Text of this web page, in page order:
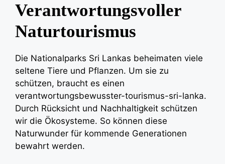
Verantwortungsvoller
Naturtourismus
Die Nationalparks Sri Lankas beheimaten viele
seltene Tiere und Pflanzen. Um sie zu
schützen, braucht es einen
verantwortungsbewusster-tourismus-sri-lanka.
Durch Rücksicht und Nachhaltigkeit schützen
wir die Ökosysteme. So können diese
Naturwunder für kommende Generationen
bewahrt werden.